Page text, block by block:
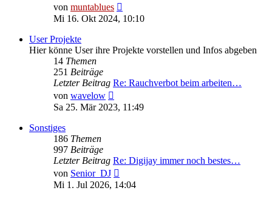
von muntablues
Beitrag
Mi 16. Okt 2024, 10:10
User Projekte
Hier könne User ihre Projekte vorstellen und Infos abgeben
14 Themen
251 Beiträge
Letzter Beitrag Re: Rauchverbot beim arbeiten…
von wavelow
Beitrag
Sa 25. Mär 2023, 11:49
Sonstiges
186 Themen
997 Beiträge
Letzter Beitrag Re: Digijay immer noch bestes…
von Senior_DJ
Beitrag
Mi 1. Jul 2026, 14:04